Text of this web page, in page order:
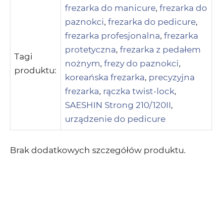
Tagi
produktu:
frezarka do manicure, frezarka do
paznokci, frezarka do pedicure,
frezarka profesjonalna, frezarka
protetyczna, frezarka z pedałem
nożnym, frezy do paznokci,
koreańska frezarka, precyzyjna
frezarka, rączka twist-lock,
SAESHIN Strong 210/120II,
urządzenie do pedicure
Brak dodatkowych szczegółów produktu.